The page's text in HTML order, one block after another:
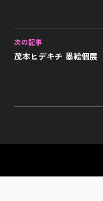
次の記事
茂本ヒデキチ 墨絵個展